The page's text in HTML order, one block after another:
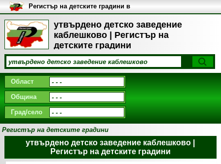
утвърдено детско заведение
каблешково | Регистър на
детските градини
Регистър на детските градини в
България
Област
Община
Град/село
Регистър на детските градини
утвърдено детско заведение каблешково |
Регистър на детските градини